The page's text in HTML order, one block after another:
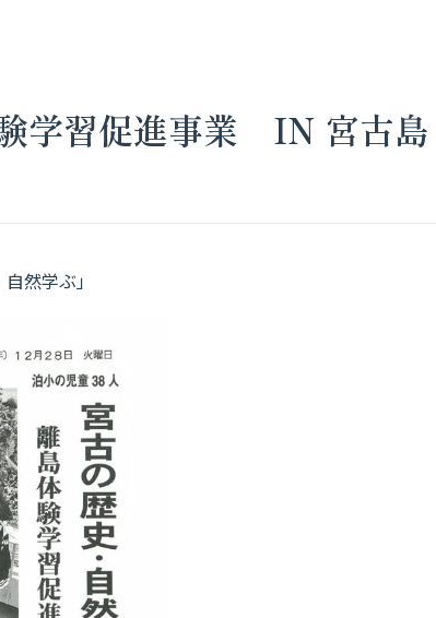
学習促進事業 IN 宮古島
然学ぶ」